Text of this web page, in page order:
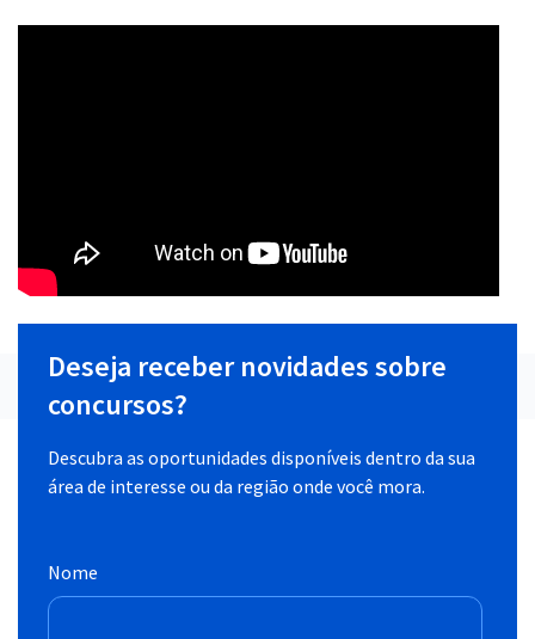
Deseja receber novidades sobre
concursos?
Descubra as oportunidades disponíveis dentro da sua
área de interesse ou da região onde você mora.
Nome